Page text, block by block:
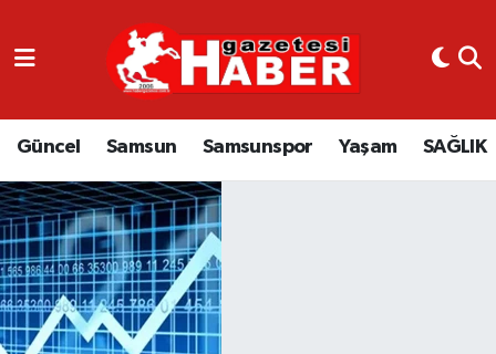
Güncel Samsun Samsunspor Yaşam SAĞLIK
GÜNCEL
SAMSUN
SAMSUNSPOR
EKONOMİ
YAŞAM